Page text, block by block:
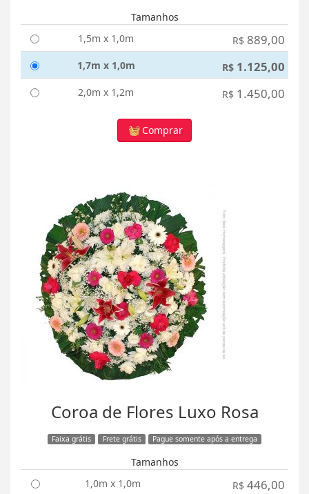
Tamanhos
1,5m x 1,0m
R$ 889,00
1,7m x 1,0m R$ 1.125,00
2,0m x 1,2m R$ 1.450,00
Comprar
Coroa de Flores Luxo Rosa
Faixa grátis Frete grátis Pague somente após a entrega
Tamanhos
1,0m x 1,0m
R$ 446,00